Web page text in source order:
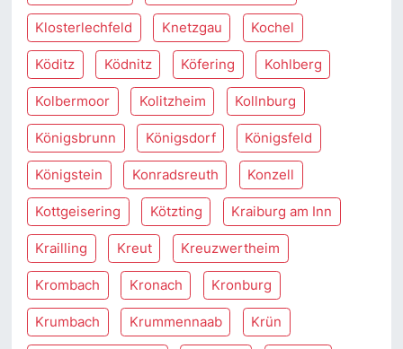
Klosterlechfeld Knetzgau Kochel
Köditz Ködnitz Köfering Kohlberg
Kolbermoor Kolitzheim Kollnburg
Königsbrunn Königsdorf Königsfeld
Königstein Konradsreuth Konzell
Kottgeisering Kötzting Kraiburg am Inn
Krailling Kreut Kreuzwertheim
Krombach Kronach Kronburg
Krumbach Krummennaab Krün